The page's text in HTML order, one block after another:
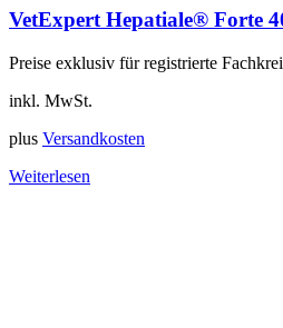
VetExpert Hepatiale® Forte
Preise exklusiv für registrierte
inkl. MwSt.
plus Versandkosten
Weiterlesen